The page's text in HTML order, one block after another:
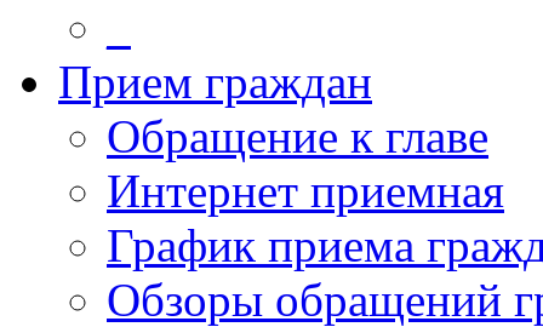
Прием граждан
Обращение к главе
Интернет приемная
График приема
Обзоры обращений